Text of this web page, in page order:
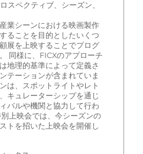
スペクティブ、シーズン、
業シーンにおける映画製作
ることを目的としたいくつ
展を上映することでプログ
同様に、FICXのアプローチ
地理的基準によって定義さ
テーションが含まれていま
は、スポットライトやレト
キュレーターシップを通じ
バルや機関と協力して行わ
上映会では、今シーズンの
トを招いた上映会を開催し